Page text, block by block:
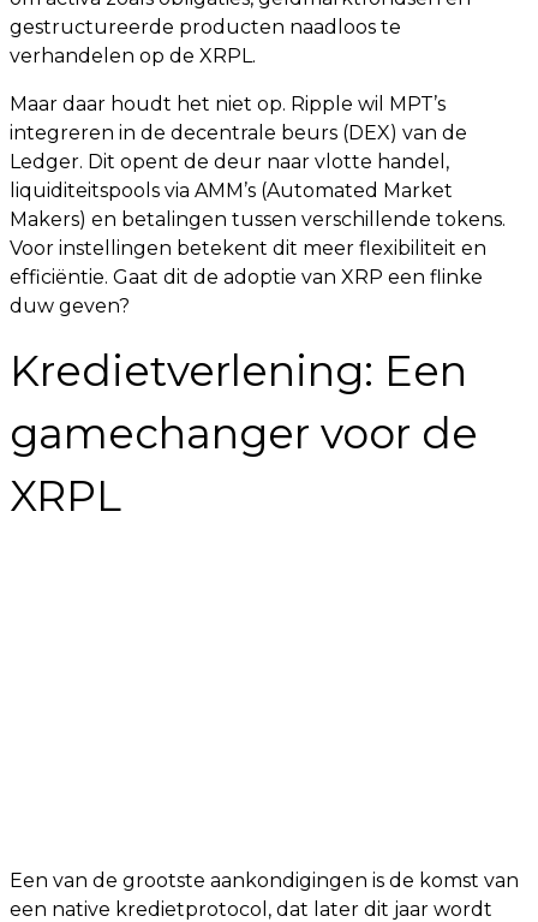
gestructureerde producten naadloos te
verhandelen op de XRPL.
Maar daar houdt het niet op. Ripple wil MPT’s
integreren in de decentrale beurs (DEX) van de
Ledger. Dit opent de deur naar vlotte handel,
liquiditeitspools via AMM’s (Automated Market
Makers) en betalingen tussen verschillende tokens.
Voor instellingen betekent dit meer flexibiliteit en
efficiëntie. Gaat dit de adoptie van XRP een flinke
duw geven?
Kredietverlening: Een
gamechanger voor de
XRPL
Een van de grootste aankondigingen is de komst van
een native kredietprotocol, dat later dit jaar wordt